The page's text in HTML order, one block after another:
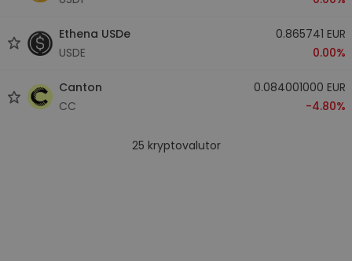
Ethena USDe
USDE
0.865741 EUR
0.00%
Canton
CC
0.084001000 EUR
-4.80%
25 kryptovalutor